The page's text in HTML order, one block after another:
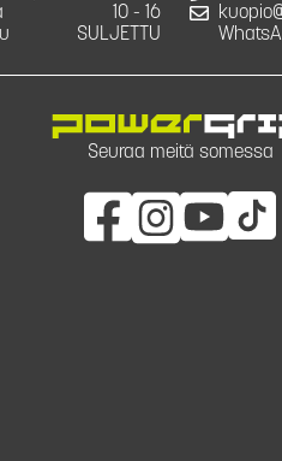
10 - 16
SULJETTU
Seuraa meitä somessa